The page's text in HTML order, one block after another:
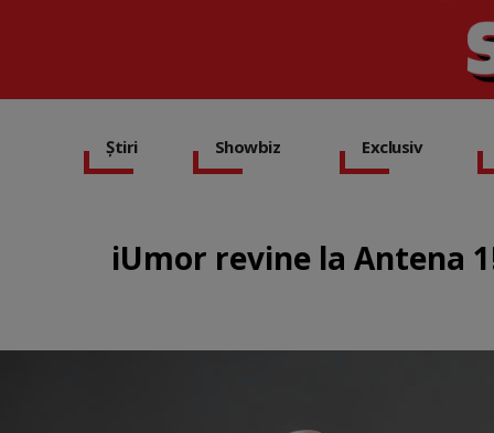
Știri Showbiz Exclusiv
iUmor revine la Antena